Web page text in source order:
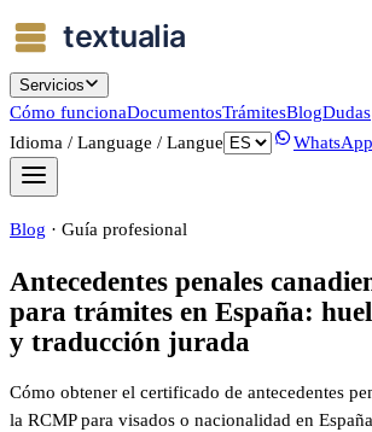
Servicios
Cómo funcionaDocumentosTrámitesBlogDudas
Idioma / Language / Langue
WhatsApp
Blog · Guía profesional
Antecedentes penales
para trámites en España:
y traducción jurada
Cómo obtener el certificado de antecedentes
la RCMP para visados o nacionalidad en